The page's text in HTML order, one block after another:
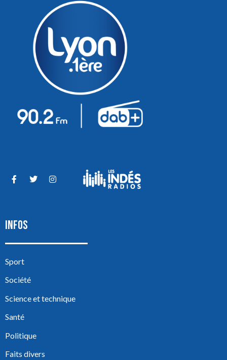
INFOS
Sport
Société
Science et technique
Santé
Politique
Faits divers